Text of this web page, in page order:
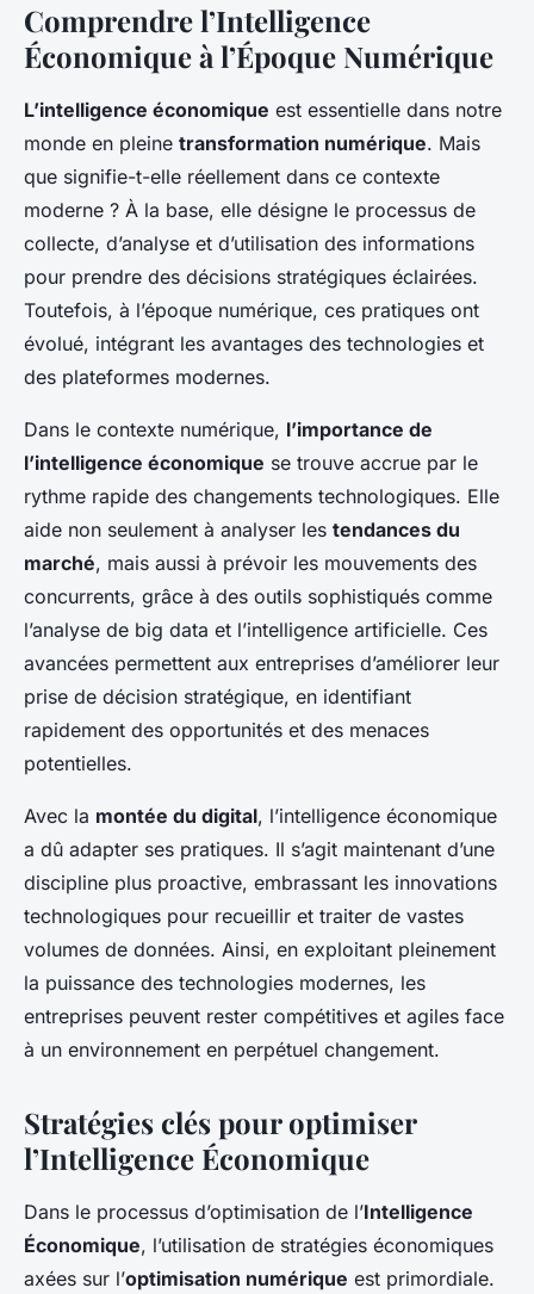
Comprendre l’Intelligence
Économique à l’Époque Numérique
L’intelligence économique est essentielle dans notre
monde en pleine transformation numérique. Mais
que signifie-t-elle réellement dans ce contexte
moderne ? À la base, elle désigne le processus de
collecte, d’analyse et d’utilisation des informations
pour prendre des décisions stratégiques éclairées.
Toutefois, à l’époque numérique, ces pratiques ont
évolué, intégrant les avantages des technologies et
des plateformes modernes.
Dans le contexte numérique, l’importance de
l’intelligence économique se trouve accrue par le
rythme rapide des changements technologiques. Elle
aide non seulement à analyser les tendances du
marché, mais aussi à prévoir les mouvements des
concurrents, grâce à des outils sophistiqués comme
l’analyse de big data et l’intelligence artificielle. Ces
avancées permettent aux entreprises d’améliorer leur
prise de décision stratégique, en identifiant
rapidement des opportunités et des menaces
potentielles.
Avec la montée du digital, l’intelligence économique
a dû adapter ses pratiques. Il s’agit maintenant d’une
discipline plus proactive, embrassant les innovations
technologiques pour recueillir et traiter de vastes
volumes de données. Ainsi, en exploitant pleinement
la puissance des technologies modernes, les
entreprises peuvent rester compétitives et agiles face
à un environnement en perpétuel changement.
Stratégies clés pour optimiser
l’Intelligence Économique
Dans le processus d’optimisation de l’Intelligence
Économique, l’utilisation de stratégies économiques
axées sur l’optimisation numérique est primordiale.